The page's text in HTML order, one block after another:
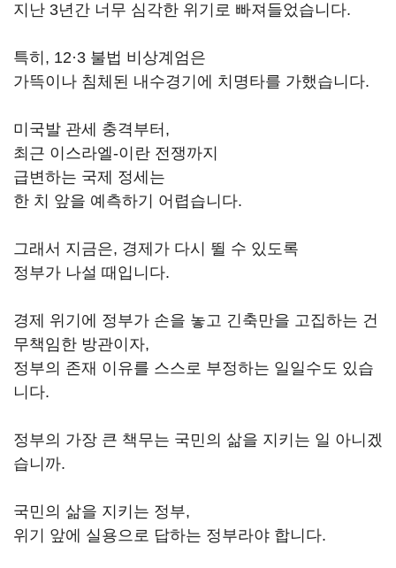
지난 3년간 너무 심각한 위기로 빠져들었습니다.
특히, 12·3 불법 비상계엄은
가뜩이나 침체된 내수경기에 치명타를 가했습니다.
미국발 관세 충격부터,
최근 이스라엘-이란 전쟁까지
급변하는 국제 정세는
한 치 앞을 예측하기 어렵습니다.
그래서 지금은, 경제가 다시 뛸 수 있도록
정부가 나설 때입니다.
경제 위기에 정부가 손을 놓고 긴축만을 고집하는 건
무책임한 방관이자,
정부의 존재 이유를 스스로 부정하는 일일수도 있습
니다.
정부의 가장 큰 책무는 국민의 삶을 지키는 일 아니겠
습니까.
국민의 삶을 지키는 정부,
위기 앞에 실용으로 답하는 정부라야 합니다.